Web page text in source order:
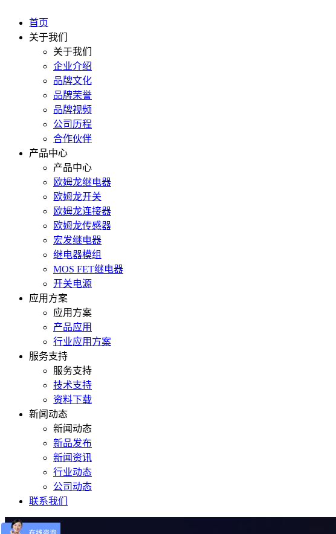
首页
关于我们
关于我们
企业介绍
品牌文化
品牌荣誉
品牌视频
公司历程
合作伙伴
产品中心
产品中心
欧姆龙继电器
欧姆龙开关
欧姆龙连接器
欧姆龙传感器
宏发继电器
继电器模组
MOS FET继电器
开关电源
应用方案
应用方案
产品应用
行业应用方案
服务支持
服务支持
技术支持
资料下载
新闻动态
新闻动态
新品发布
新闻资讯
行业动态
公司动态
联系我们